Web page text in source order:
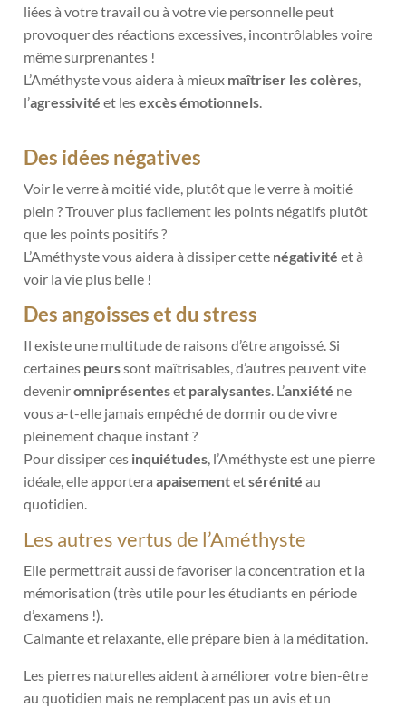
liées à votre travail ou à votre vie personnelle peut
provoquer des réactions excessives, incontrôlables voire
même surprenantes !
L’Améthyste vous aidera à mieux maîtriser les colères,
l’agressivité et lesexcès émotionnels.
Des idées négatives
Voir le verre à moitié vide, plutôt que le verre à moitié
plein ? Trouver plus facilement les points négatifs plutôt
que les points positifs ?
L’Améthyste vous aidera à dissiper cette négativité et à
voir la vie plus belle !
Des angoisses et du stress
Il existe une multitude de raisons d’être angoissé. Si
certaines peurssont maîtrisables, d’autres peuvent vite
deveniromniprésenteset paralysantes. L’anxiété ne
vous a-t-elle jamais empêché de dormir ou de vivre
pleinement chaque instant ?
Pour dissiper ces inquiétudes, l’Améthyste est une pierre
idéale,elle apporteraapaisementetsérénité au
quotidien.
Les autres vertus de l’Améthyste
Elle permettrait aussi de favoriser la concentration et la
mémorisation (très utile pour les étudiants en période
d’examens !).
Calmante et relaxante, elle prépare bien à la méditation.
Les pierres naturelles aident à améliorer votre bien-être
au quotidien mais ne remplacent pas un avis et un